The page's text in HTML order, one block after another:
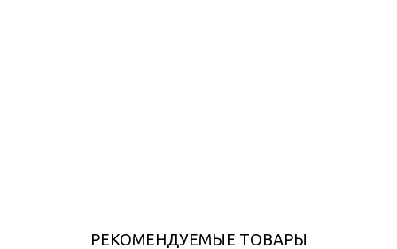
РЕКОМЕНДУЕМЫЕ ТОВАРЫ